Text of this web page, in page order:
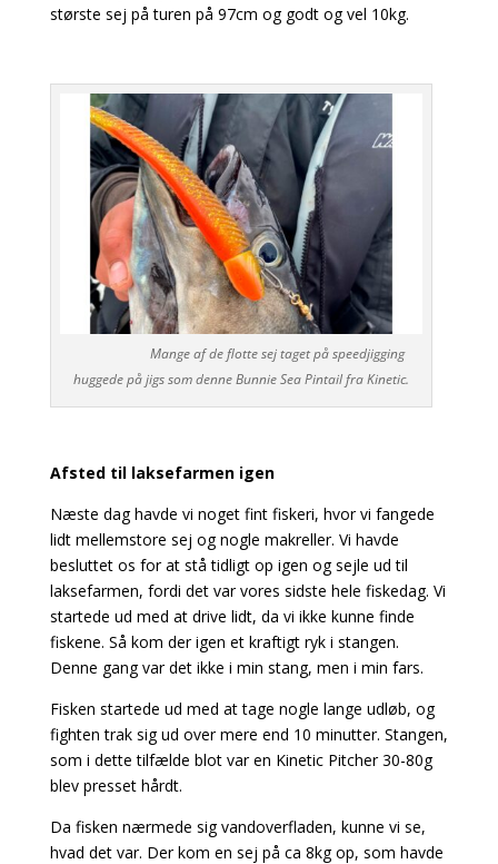
største sej på turen på 97cm og godt og vel 10kg.
Mange af de flotte sej taget på speedjigging
huggede på jigs som denne Bunnie Sea Pintail fra Kinetic.
Afsted til laksefarmen igen
Næste dag havde vi noget fint fiskeri, hvor vi fangede
lidt mellemstore sej og nogle makreller. Vi havde
besluttet os for at stå tidligt op igen og sejle ud til
laksefarmen, fordi det var vores sidste hele fiskedag. Vi
startede ud med at drive lidt, da vi ikke kunne finde
fiskene. Så kom der igen et kraftigt ryk i stangen.
Denne gang var det ikke i min stang, men i min fars.
Fisken startede ud med at tage nogle lange udløb, og
fighten trak sig ud over mere end 10 minutter. Stangen,
som i dette tilfælde blot var en Kinetic Pitcher 30-80g
blev presset hårdt.
Da fisken nærmede sig vandoverfladen, kunne vi se,
hvad det var. Der kom en sej på ca 8kg op, som havde